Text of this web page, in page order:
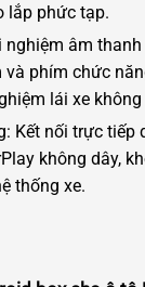
lắp phức tạp.
nghiệm âm
và phím chức
lái xe
Kết nối trực tiếp
không dây,
thống xe.